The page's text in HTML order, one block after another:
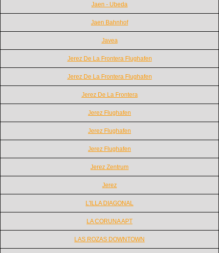
Jaen - Ubeda
Jaen Bahnhof
Javea
Jerez De La Frontera Flughafen
Jerez De La Frontera Flughafen
Jerez De La Frontera
Jerez Flughafen
Jerez Flughafen
Jerez Flughafen
Jerez Zentrum
Jerez
L'ILLA DIAGONAL
LA CORUNA APT
LAS ROZAS DOWNTOWN